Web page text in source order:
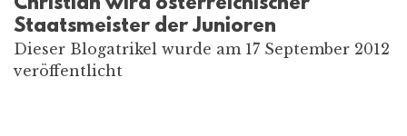
Staatsmeister der Junioren
Dieser Blogatrikel wurde am 17 September 2012
veröffentlicht